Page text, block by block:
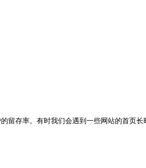
留存率。有时我们会遇到一些网站的首页